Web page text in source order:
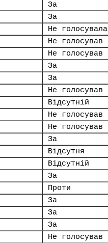
За
За
Не голосувала
Не голосував
Не голосував
За
За
Не голосував
Відсутній
Не голосував
Не голосував
За
Відсутня
Відсутній
За
Проти
За
За
За
Не голосував